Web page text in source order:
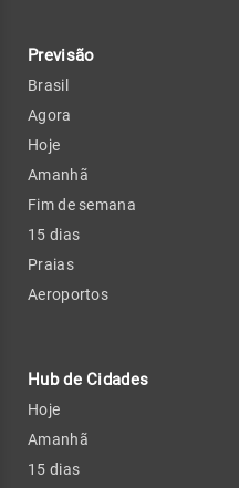
Previsão
Brasil
Agora
Hoje
Amanhã
Fim de semana
15 dias
Praias
Aeroportos
Hub de Cidades
Hoje
Amanhã
15 dias